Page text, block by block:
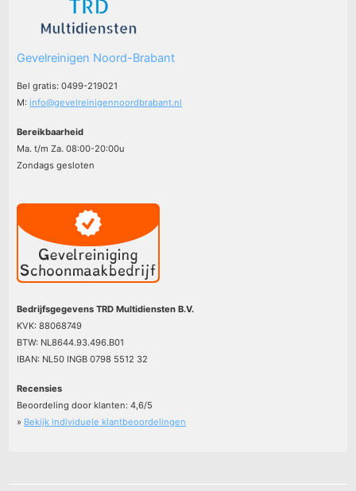
Gevelreinigen Noord-Brabant
Bel gratis: 0499-219021
M:info@gevelreinigennoordbrabant.nl
Bereikbaarheid
Ma. t/m Za. 08:00-20:00u
Zondags gesloten
Bedrijfsgegevens TRD Multidiensten B.V.
KVK: 88068749
BTW: NL8644.93.496.B01
IBAN: NL50 INGB 0798 5512 32
Recensies
Beoordeling door klanten:4,6/5
» Bekijk individuele klantbeoordelingen